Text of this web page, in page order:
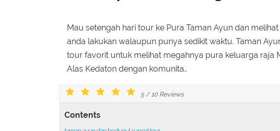
Mau setengah hari tour ke Pura Taman Ayun dan
anda lakukan walaupun punya sedikit waktu. Taman
tour favorit untuk melihat megahnya pura keluarga raja
Alas Kedaton dengan komunita..
5/ 10 Reviews
Contents